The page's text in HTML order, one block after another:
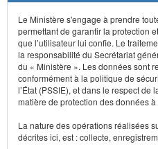
Le Ministère s'engage à prendre
permettant de garantir la protection
que l’utilisateur lui confie. Le
la responsabilité du Secrétariat
du « Ministère ». Les données sont
conformément à la politique de
l’État (PSSIE), et dans le respect
matière de protection des données
La nature des opérations réalisées
décrites ici, est : collecte,